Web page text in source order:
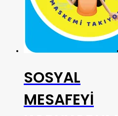
SOSYAL
MESAFEYİ